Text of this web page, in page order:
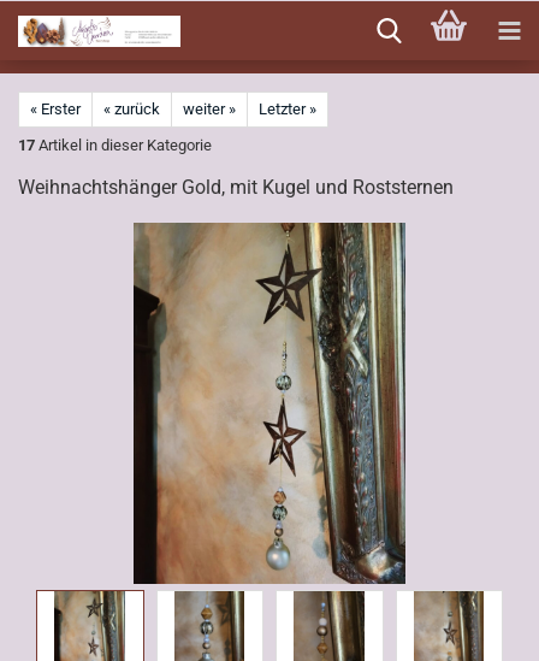
zum
Hauptinhalt
« Erster « zurück weiter »
Letzter »
17 Artikel in dieser Kategorie
Weihnachtshänger Gold, mit Kugel und Roststernen